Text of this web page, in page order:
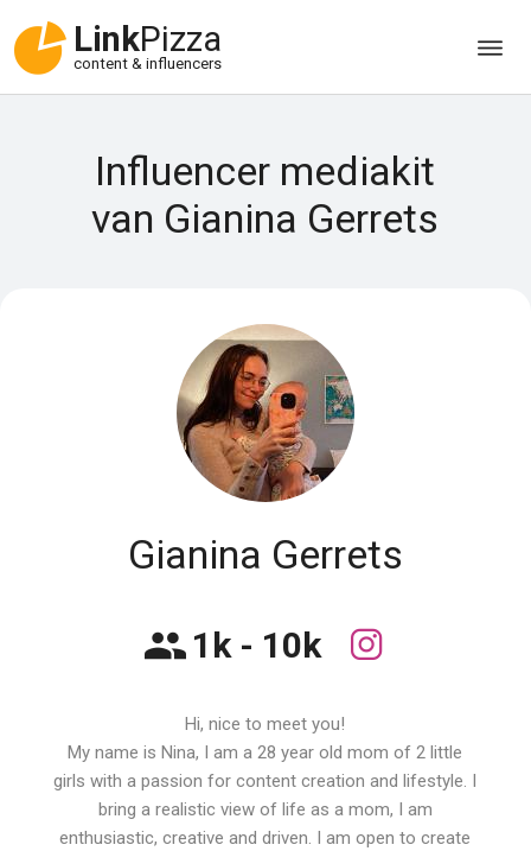
LinkPizza
content & influencers
Influencer mediakit
van Gianina Gerrets
Gianina Gerrets
1k - 10k
Hi, nice to meet you!
My name is Nina, I am a 28 year old mom of 2 little
girls with a passion for content creation and lifestyle. I
bring a realistic view of life as a mom, I am
enthusiastic, creative and driven. I am open to create